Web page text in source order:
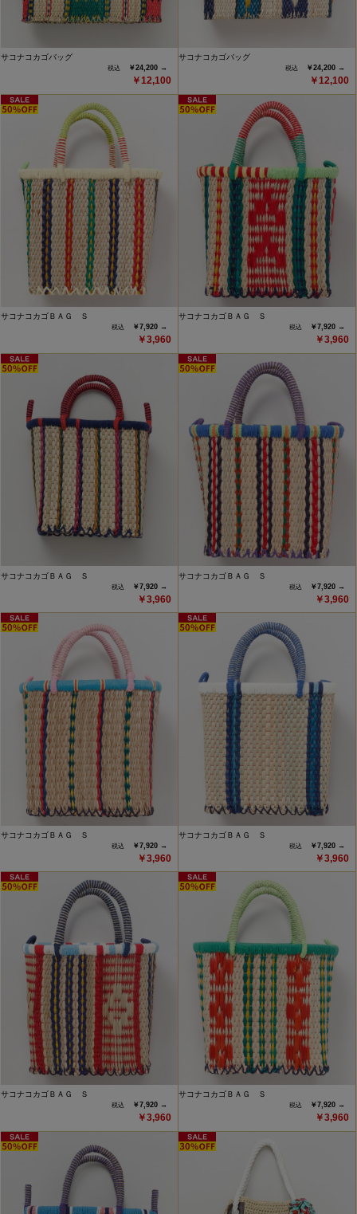
サコナコカゴバッグ
￥24,200 →
￥12,100
サコナコカゴバッグ
￥24,200 →
￥12,100
サコナコカゴＢＡＧ Ｓ
￥7,920 →
￥3,960
サコナコカゴＢＡＧ Ｓ
￥7,920 →
￥3,960
サコナコカゴＢＡＧ Ｓ
￥7,920 →
￥3,960
サコナコカゴＢＡＧ Ｓ
￥7,920 →
￥3,960
サコナコカゴＢＡＧ Ｓ
￥7,920 →
￥3,960
サコナコカゴＢＡＧ Ｓ
￥7,920 →
￥3,960
サコナコカゴＢＡＧ Ｓ
￥7,920 →
￥3,960
サコナコカゴＢＡＧ Ｓ
￥7,920 →
￥3,960